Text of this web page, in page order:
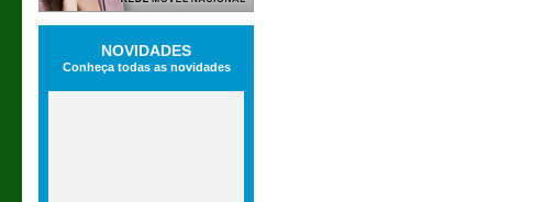
NOVIDADES
Conheça todas as novidades